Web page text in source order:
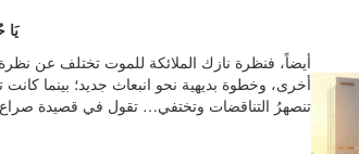
أيضاً، فنظرة نازك الملائكة للموت تختلف عن نظرة
أخرى، وخطوة بديهية نحو انبعاث جديد؛ بينما
تنصهرُ التناقضات وتختفي… تقول في قصيدة